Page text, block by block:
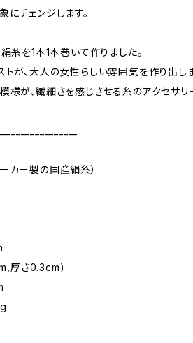
チェンジします。
糸を1本1本巻いて作りました。
が、大人の女性らしい雰囲気を作り出しま
様が、繊細さを感じさせる糸のアクセサリ
カー製の国産絹糸）
厚さ0.3cm)